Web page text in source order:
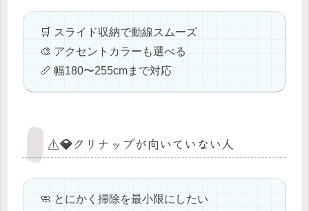
🛒 スライド収納で動線スムーズ
🎨 アクセントカラーも選べる
📏 幅180〜255cmまで対応
⚠️💎クリナップが向いていない人
🧼 とにかく掃除を最小限にしたい